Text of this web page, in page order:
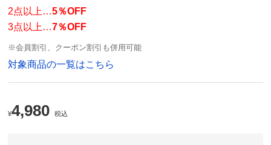
2点以上…5％OFF
3点以上…7％OFF
※会員割引、クーポン割引も併用可能
対象商品の一覧はこちら
¥4,980 税込